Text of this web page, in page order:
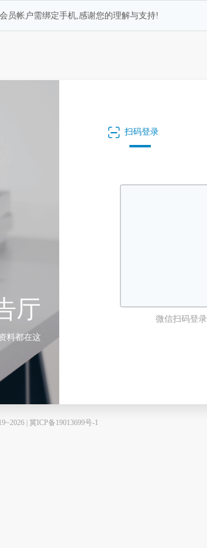
员帐户需绑定手机,感谢您的理解与支持!
厅
料都在这
扫码登录
微信扫码登录
| 冀ICP备19013699号-1